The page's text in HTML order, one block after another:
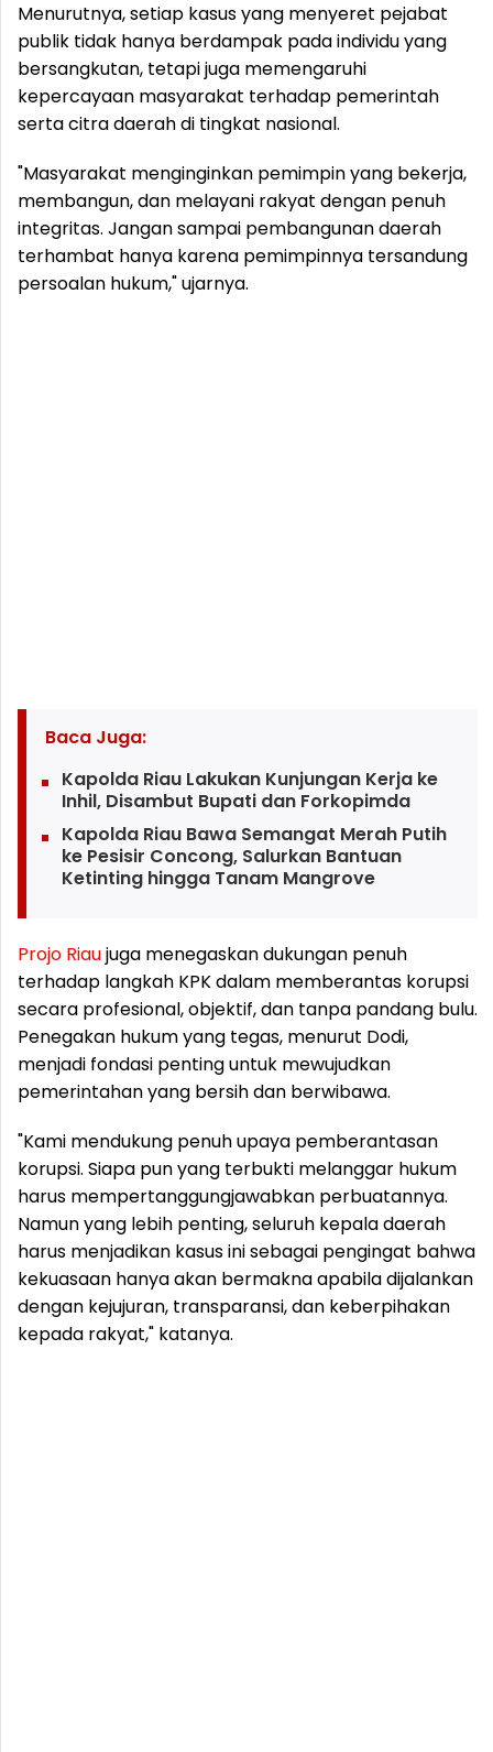
Menurutnya, setiap kasus yang menyeret pejabat
publik tidak hanya berdampak pada individu yang
bersangkutan, tetapi juga memengaruhi
kepercayaan masyarakat terhadap pemerintah
serta citra daerah di tingkat nasional.
"Masyarakat menginginkan pemimpin yang bekerja,
membangun, dan melayani rakyat dengan penuh
integritas. Jangan sampai pembangunan daerah
terhambat hanya karena pemimpinnya tersandung
persoalan hukum," ujarnya.
Baca Juga:
Kapolda Riau Lakukan Kunjungan Kerja ke
Inhil, Disambut Bupati dan Forkopimda
Kapolda Riau Bawa Semangat Merah Putih
ke Pesisir Concong, Salurkan Bantuan
Ketinting hingga Tanam Mangrove
Projo Riaujuga menegaskan dukungan penuh
terhadap langkah KPK dalam memberantas korupsi
secara profesional, objektif, dan tanpa pandang bulu.
Penegakan hukum yang tegas, menurut Dodi,
menjadi fondasi penting untuk mewujudkan
pemerintahan yang bersih dan berwibawa.
"Kami mendukung penuh upaya pemberantasan
korupsi. Siapa pun yang terbukti melanggar hukum
harus mempertanggungjawabkan perbuatannya.
Namun yang lebih penting, seluruh kepala daerah
harus menjadikan kasus ini sebagai pengingat bahwa
kekuasaan hanya akan bermakna apabila dijalankan
dengan kejujuran, transparansi, dan keberpihakan
kepada rakyat," katanya.